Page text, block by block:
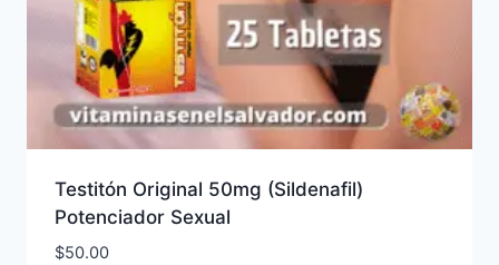
Testitón Original 50mg (Sildenafil)
Potenciador Sexual
$50.00